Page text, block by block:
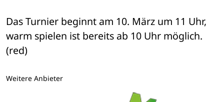
Das Turnier beginnt am 10. März um 11 Uhr,
warm spielen ist bereits ab 10 Uhr möglich.
(red)
Weitere Anbieter